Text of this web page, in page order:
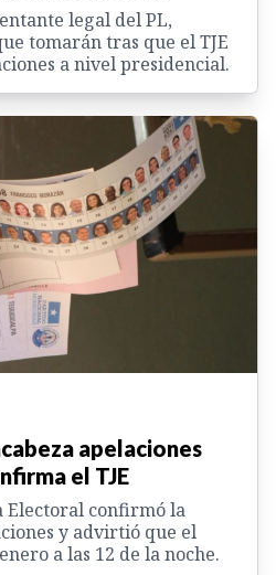
legal del PL,
tomarán tras que el TJE
a nivel presidencial.
apelaciones
el TJE
Electoral confirmó la
y advirtió que el
a las 12 de la noche.